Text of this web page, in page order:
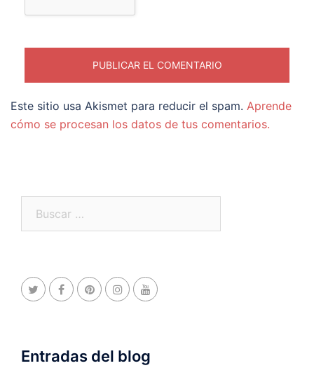
Este sitio usa Akismet para reducir el spam. Aprende
cómo se procesan los datos de tus comentarios.
Entradas del blog